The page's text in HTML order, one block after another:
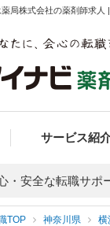
局株式会社の薬剤師求人
サービス紹
・安全な転職サポ
TOP 神奈川県 横